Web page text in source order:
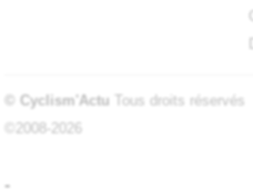
© Cyclism'Actu Tous droits réservés
©2008-2026
-